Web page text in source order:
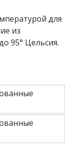
для
из
95° Цельсия.